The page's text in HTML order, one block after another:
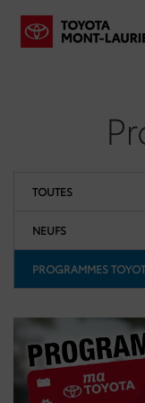
TOUTES
NEUFS
PROGRAMMES